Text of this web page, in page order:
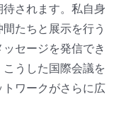
されます。私自身
たちと展示を行う
セージを発信でき
うした国際会議を
ワークがさらに広